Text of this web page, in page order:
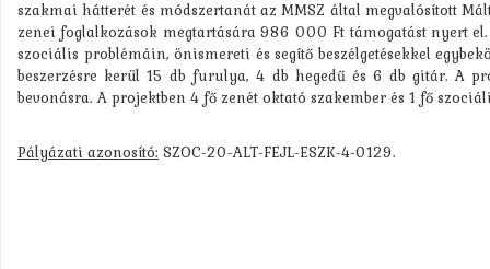
szakmai hátterét és módszertanát az MMSZ által megvalósított
zenei foglalkozások megtartására 986 000 Ft támogatást nyert
szociális problémáin, önismereti és segítő beszélgetésekkel
beszerzésre kerül 15 db furulya, 4 db hegedű és 6 db gitár. A
bevonásra. A projektben 4 fő zenét oktató szakember és 1 fő
Pályázati azonosító: SZOC-20-ALT-FEJL-ESZK-4-0129.